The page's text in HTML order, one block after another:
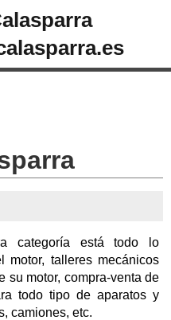
categoría está todo lo
motor, talleres mecánicos
su motor, compra-venta de
todo tipo de aparatos y
camiones, etc.